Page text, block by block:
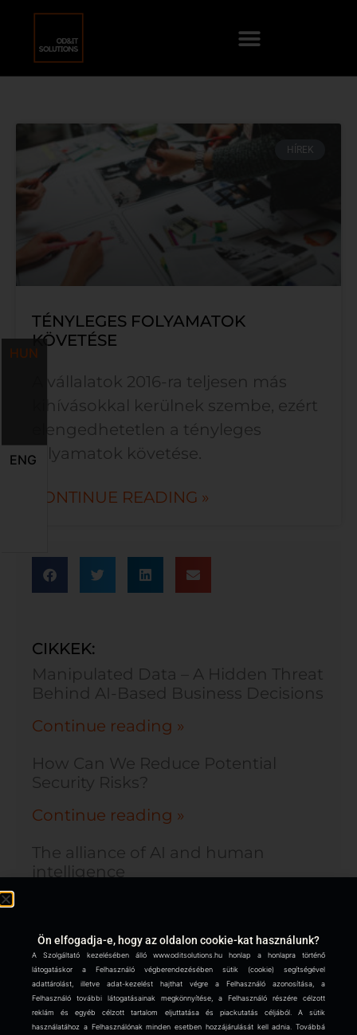
HÍREK
TÉNYLEGES FOLYAMATOK
KÖVETÉSE
A vállalatok 2016-ra teljesen más
kihívásokkal kerülnek szembe, ezért
elengedhetetlen a tényleges
folyamatok követése.
CONTINUE READING »
CIKKEK:
Manipulated Data – A Hidden Threat
Behind AI-Based Business Decisions
Continue reading »
How Can We Reduce Potential
Security Risks?
Continue reading »
The alliance of AI and human
intelligence
Nárcisztikus vezetők negatív hatása
a digitális átalakulásra vagy annak
folyamataira és az IT biztonságra
Continue reading »
HUN
ENG
Ön elfogadja-e, hogy az oldalon cookie-kat használunk?
A Szolgáltató kezelésében álló www.oditsolutions.hu honlap a honlapra történő
látogatáskor a Felhasználó végberendezésében sütik (cookie) segítségével
adattárolást, illetve adat-kezelést hajthat végre a Felhasználó azonosítása, a
Felhasználó további látogatásainak megkönnyítése, a Felhasználó részére célzott
reklám és egyéb célzott tartalom eljuttatása és piackutatás céljából. A sütik
használatához a Felhasználónak minden esetben hozzájárulását kell adnia. Továbbá